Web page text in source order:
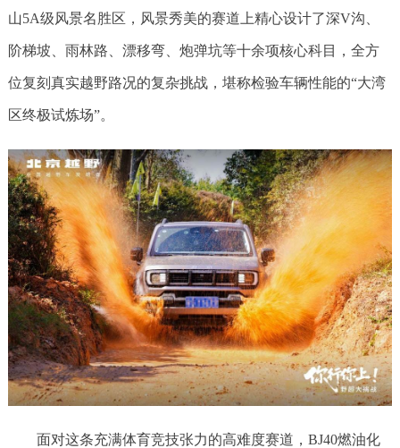
山5A级风景名胜区，风景秀美的赛道上精心设计了深V沟、
阶梯坡、雨林路、漂移弯、炮弹坑等十余项核心科目，全方
位复刻真实越野路况的复杂挑战，堪称检验车辆性能的“大湾
区终极试炼场”。
面对这条充满体育竞技张力的高难度赛道，BJ40燃油化